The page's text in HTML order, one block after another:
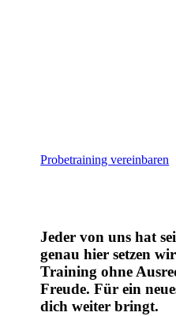
Probetraining vereinbaren
Jeder von uns hat
genau hier setzen
Training ohne
Freude. Für ein
dich weiter bringt.